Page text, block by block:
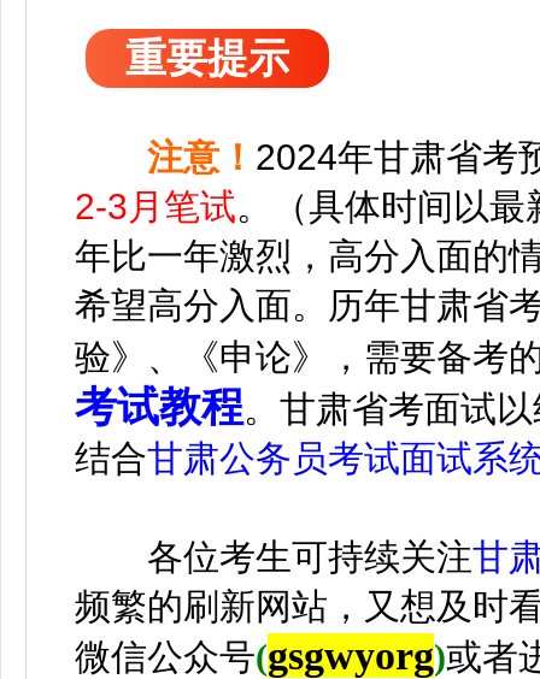
重要提示
注意！ 2024年甘肃省考
2-3月笔试。（具体时间以
年比一年激烈，高分入面的
希望高分入面。 历年甘肃省
验》、《申论》，需要备考
考试教程。甘肃省考面试
结合甘肃公务员考试面试系
各位考生可持续关注甘
频繁的刷新网站，又想及时
微信公众号(gsgwyorg)或者